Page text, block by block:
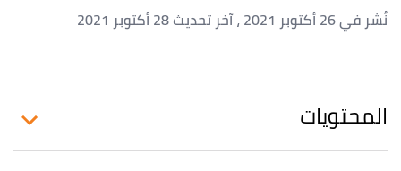
نُشر في 26 أكتوبر 2021
، آخر تحديث 28 أكتوبر 2021
المحتويات